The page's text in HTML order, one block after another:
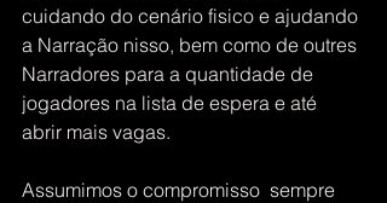
cuidando do cenário fisico e ajudando
a Narração nisso, bem como de outres
Narradores para a quantidade de
jogadores na lista de espera e até
abrir mais vagas.
Assumimos o compromisso  sempre